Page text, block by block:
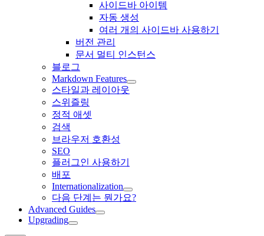
사이드바 아이템
자동 생성
여러 개의 사이드바 사용하기
버전 관리
문서 멀티 인스턴스
블로그
Markdown Features
스타일과 레이아웃
스위즐링
정적 애셋
검색
브라우저 호환성
SEO
플러그인 사용하기
배포
Internationalization
다음 단계는 뭔가요?
Advanced Guides
Upgrading